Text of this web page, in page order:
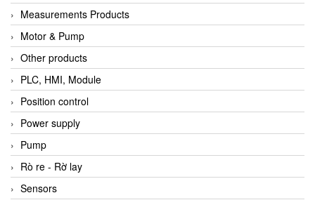
Measurements Products
Motor & Pump
Other products
PLC, HMI, Module
Position control
Power supply
Pump
Rò re - Rờ lay
Sensors